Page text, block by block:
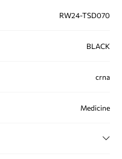
RW24-TSD070
BLACK
crna
Medicine